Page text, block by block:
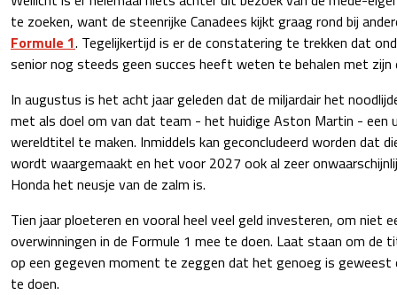
te zoeken, want de steenrijke Canadees kijkt graag rond bij
Formule 1. Tegelijkertijd is er de constatering te trekken dat
senior nog steeds geen succes heeft weten te behalen met
In augustus is het acht jaar geleden dat de miljardair het
met als doel om van dat team - het huidige Aston Martin - een
wereldtitel te maken. Inmiddels kan geconcludeerd worden dat
wordt waargemaakt en het voor 2027 ook al zeer
Honda het neusje van de zalm is.
Tien jaar ploeteren en vooral heel veel geld investeren, om niet
overwinningen in de Formule 1 mee te doen. Laat staan om de
op een gegeven moment te zeggen dat het genoeg is geweest
te doen.